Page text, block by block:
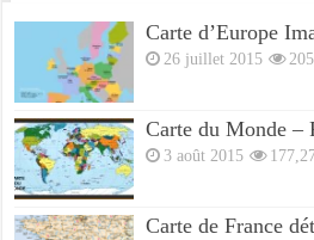
Carte d’Europe
26 juillet 2015
Carte du Monde –
3 août 2015
Carte de France